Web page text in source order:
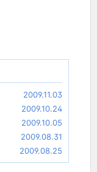
2009.11.03
2009.10.24
2009.10.05
2009.08.31
2009.08.25